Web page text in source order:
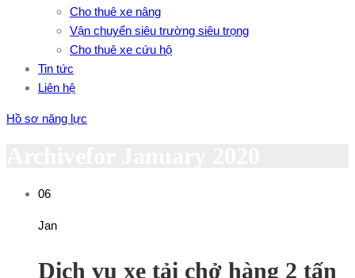
Cho thuê xe nâng
Vận chuyển siêu trường siêu trọng
Cho thuê xe cứu hộ
Tin tức
Liên hệ
Hồ sơ năng lực
06
Jan
Dịch vụ xe tải chở hàng 2 tấn